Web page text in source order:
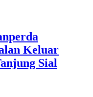
Keluar
Sial